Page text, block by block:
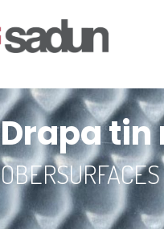
Drapa tin